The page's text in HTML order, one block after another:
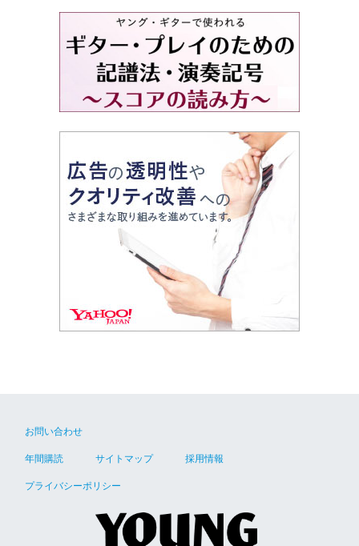
お問い合わせ
年間購読 サイトマップ 採用情報
プライバシーポリシー